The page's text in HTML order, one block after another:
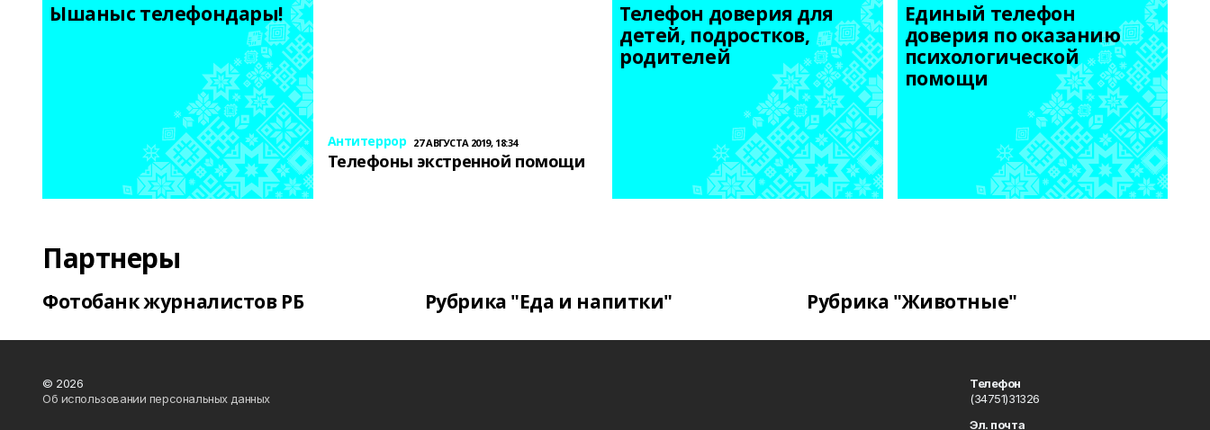
Ышаныс телефондары!
Антитеррор 27 АВГУСТА 2019, 18:34
Телефоны экстренной помощи
Телефон доверия для
детей, подростков,
родителей
Единый телефон
доверия по оказанию
психологической
помощи
Партнеры
Фотобанк журналистов РБ Рубрика "Еда и напитки" Рубрика "Животные"
© 2026
Об использовании персональных данных
Телефон
(34751)31326
Эл. почта